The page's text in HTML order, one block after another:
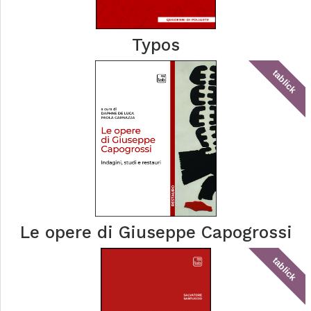
Typos
tablick
Le opere di Giuseppe Capogrossi
tablick